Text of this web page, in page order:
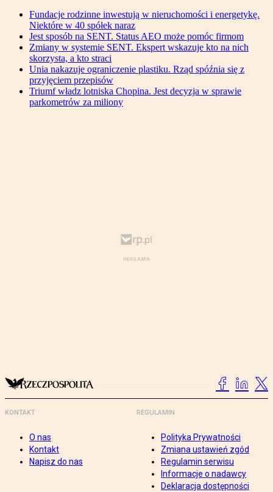
Fundacje rodzinne inwestują w nieruchomości i energetykę.
Niektóre w 40 spółek naraz
Jest sposób na SENT. Status AEO może pomóc firmom
Zmiany w systemie SENT. Ekspert wskazuje kto na nich
skorzysta, a kto straci
Unia nakazuje ograniczenie plastiku. Rząd spóźnia się z
przyjęciem przepisów
Triumf władz lotniska Chopina. Jest decyzja w sprawie
parkometrów za miliony
KONTAKT
O nas
Kontakt
Napisz do nas
REGULAMIN
Polityka Prywatności
Zmiana ustawień zgód
Regulamin serwisu
Informacje o nadawcy
Deklaracja dostępności